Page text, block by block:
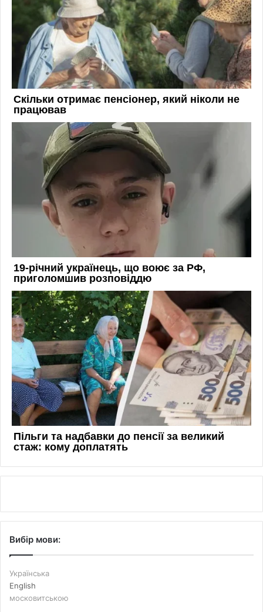
Вибір мови:
Українська
English
московитською